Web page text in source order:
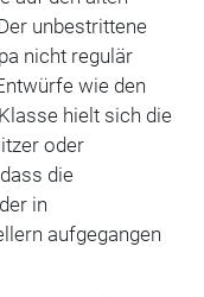
unbestrittene
nicht regulär
wie den
hielt sich die
oder
die
in
aufgegangen